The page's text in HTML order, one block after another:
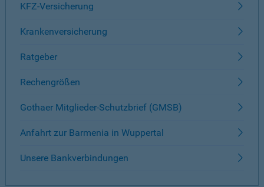
KFZ-Versicherung
Krankenversicherung
Ratgeber
Rechengrößen
Gothaer Mitglieder-Schutzbrief (GMSB)
Anfahrt zur Barmenia in Wuppertal
Unsere Bankverbindungen